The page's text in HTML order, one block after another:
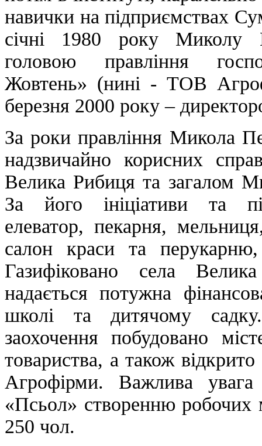
навички на підприємствах
січні 1980 року Миколу
головою правління
Жовтень» (нині - ТОВ
березня 2000 року –
За роки правління Микола
надзвичайно корисних
Велика Рибиця та загалом
За його ініціативи та
елеватор, пекарня,
салон краси та
Газифіковано села
надається потужна
школі та дитячому
заохочення побудовано
товариства, а також
Агрофірми. Важлива
«Псьол» створенню робочих
250 чол.